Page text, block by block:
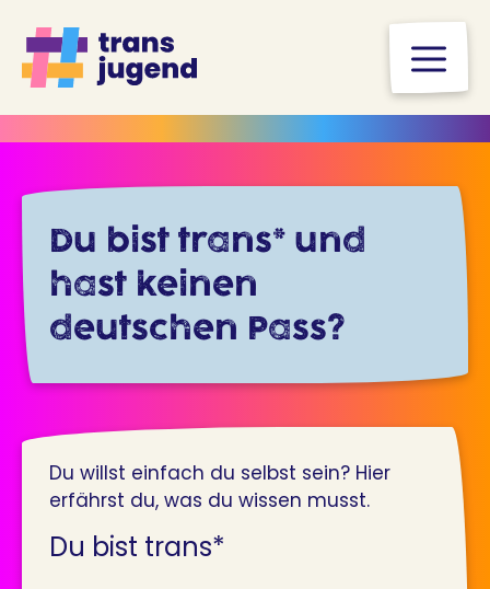
Inhalt
springen
Du bist trans* und
hast keinen
deutschen Pass?
Du willst einfach du selbst sein? Hier
erfährst du, was du wissen musst.
Du bist trans*